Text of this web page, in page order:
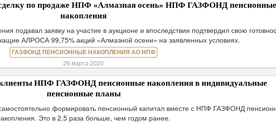
по продаже НПФ «Алмазная осень» НПФ ГАЗФОНД пенсионные
накопления
подавал заявку на участие в аукционе и впоследствии подтвердил свою
АЛРОСА 99,75% акций «Алмазной осени» на заявленных условиях.
ГАЗФОНД ПЕНСИОННЫЕ НАКОПЛЕНИЯ АО НПФ
26 марта 2020
НПФ ГАЗФОНД пенсионные накопления в индивидуальные
пенсионные планы
формировать пенсионный капитал вместе с НПФ ГАЗФОНД
Это в 2,5 раза больше, чем годом ранее.